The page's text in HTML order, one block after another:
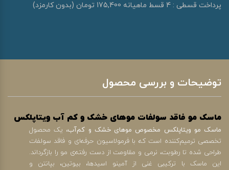
پرداخت قسطی : 4 قسط ماهیانه 175,400 تومان (بدون کارمزد)
توضیحات و بررسی محصول
ماسک مو فاقد سولفات موهای خشک و کم آب ویتاپلکس
ماسک مو ویتاپلکس مخصوص موهای خشک و کم‌آب، یک محصول
تخصصی ترمیم‌کننده است که با فرمولاسیون حرفه‌ای و فاقد سولفات
طراحی شده تا رطوبت، نرمی و مقاومت از دست رفته‌ی مو را بازگرداند.
این ماسک با ترکیبی غنی از آمینو اسیدها، بیوتین، بپانتن و